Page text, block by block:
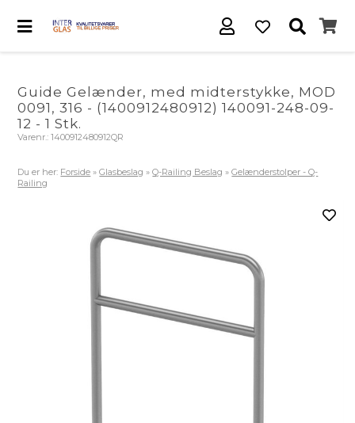
Guide Gelænder, med midterstykke, MOD
0091, 316 - (1400912480912) 140091-248-09-
12 - 1 Stk.
Varenr.:1400912480912QR
Du er her: Forside »Glasbeslag »Q-Railing Beslag »Gelænderstolper - Q-
Railing